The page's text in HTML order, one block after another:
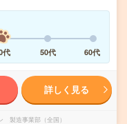
代 50代 60代
詳しく見る
製造事業部（全国）